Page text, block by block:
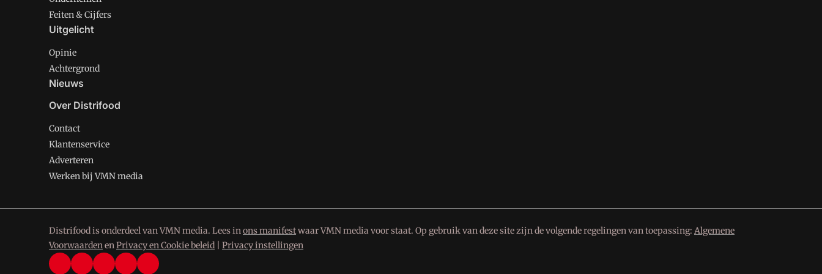
Feiten & Cijfers
Uitgelicht
Opinie
Achtergrond
Nieuws
Over Distrifood
Contact
Klantenservice
Adverteren
Werken bij VMN media
Distrifood is onderdeel van VMN media. Lees inons manifestwaar VMN media voor staat. Op gebruik van deze site zijn de volgende regelingen van toepassing: Algemene
VoorwaardenenPrivacy en Cookie beleid Privacy instellingen